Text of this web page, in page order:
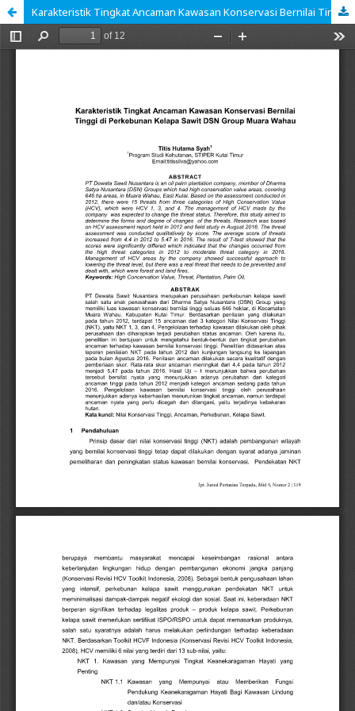
Karakteristik Tingkat Ancaman Kawasan Konservasi Bernilai Tinggi di Perkebunan Kelapa Sawit DSN Group Muara Wahau